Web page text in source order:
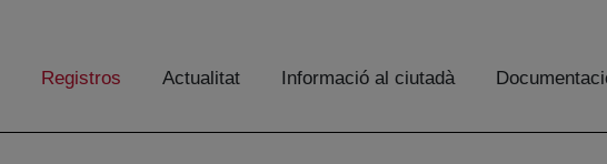
Registros Actualitat Informació al ciutadà